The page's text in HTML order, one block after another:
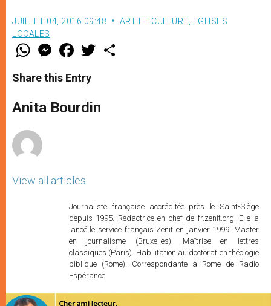
JUILLET 04, 2016 09:48 ART ET CULTURE, EGLISES
LOCALES
W
t
s
p
p
M
e
s
e
g
e
F
a
e
b
o
k
w
r
Share this Entry
Anita Bourdin
View all articles
Journaliste française accréditée près le Saint-Siège
depuis 1995. Rédactrice en chef de fr.zenit.org. Elle a
lancé le service français Zenit en janvier 1999. Master
en journalisme (Bruxelles). Maîtrise en lettres
classiques (Paris). Habilitation au doctorat en théologie
biblique (Rome). Correspondante à Rome de Radio
Espérance.